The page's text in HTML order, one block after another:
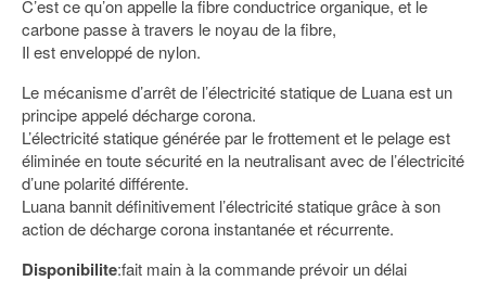
C’est ce qu’on appelle la fibre conductrice organique, et le
carbone passe à travers le noyau de la fibre,
Il est enveloppé de nylon.
Le mécanisme d’arrêt de l’électricité statique de Luana est un
principe appelé décharge corona.
L’électricité statique générée par le frottement et le pelage est
éliminée en toute sécurité en la neutralisant avec de l’électricité
d’une polarité différente.
Luana bannit définitivement l’électricité statique grâce à son
action de décharge corona instantanée et récurrente.
Disponibilite:fait main à la commande prévoir un délai